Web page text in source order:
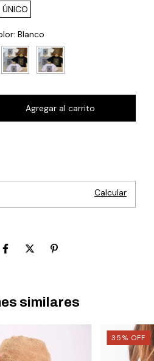
ÚNICO
Blanco
Calcular
similares
35% OFF